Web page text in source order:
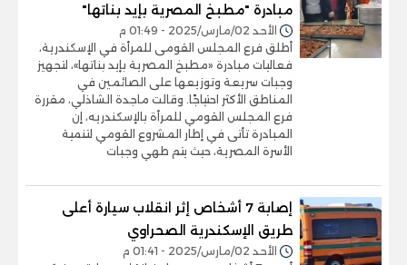
مبادرة "مطبخ المصرية بإيد بناتها"
الأحد 02/مارس/2025 - 01:49 م
أطلق فرع المجلس القومى للمرأة في الإسكندرية،
فعاليات مبادرة «مطبخ المصرية بإيد بناتها»، لتجهيز
وجبات سريعة وتوزيعها على الصائمين في
المناطق الأكثر احتياجًا. وقالت ماجدة الشاذلي، مقررة
فرع المجلس القومي للمرأة بالإسكندريه، إن
المبادرة تأتى في إطار المشروع القومي لتنمية
الأسرة المصرية، حيث يتم طهي وجبات
إصابة 7 أشخاص إثر انقلاب سيارة أعلى
طريق الإسكندرية الصحراوي
الأحد 02/مارس/2025 - 01:41 م